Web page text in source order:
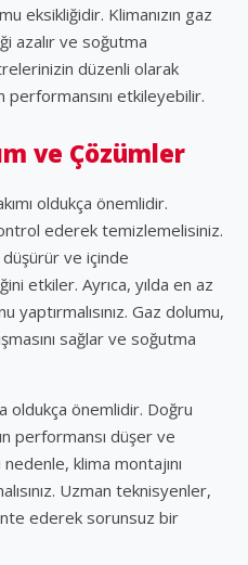
eksikliğidir. Klimanızın gaz
azalır ve soğutma
düzenli olarak
performansını etkileyebilir.
ve Çözümler
oldukça önemlidir.
ederek temizlemelisiniz.
ve içinde
etkiler. Ayrıca, yılda en az
yaptırmalısınız. Gaz dolumu,
sağlar ve soğutma
oldukça önemlidir. Doğru
performansı düşer ve
klima montajını
Uzman teknisyenler,
ederek sorunsuz bir